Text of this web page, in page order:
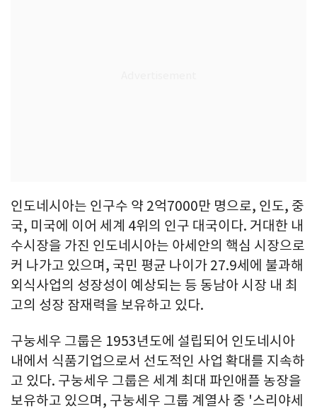
인도네시아는 인구수 약 2억7000만 명으로, 인도, 중
국, 미국에 이어 세계 4위의 인구 대국이다. 거대한 내
수시장을 가진 인도네시아는 아세안의 핵심 시장으로
커 나가고 있으며, 국민 평균 나이가 27.9세에 불과해
외식사업의 성장성이 예상되는 등 동남아 시장 내 최
고의 성장 잠재력을 보유하고 있다.
구눙세우 그룹은 1953년도에 설립되어 인도네시아
내에서 식품기업으로서 선도적인 사업 확대를 지속하
고 있다. 구눙세우 그룹은 세계 최대 파인애플 농장을
보유하고 있으며, 구눙세우 그룹 계열사 중 '스리야세